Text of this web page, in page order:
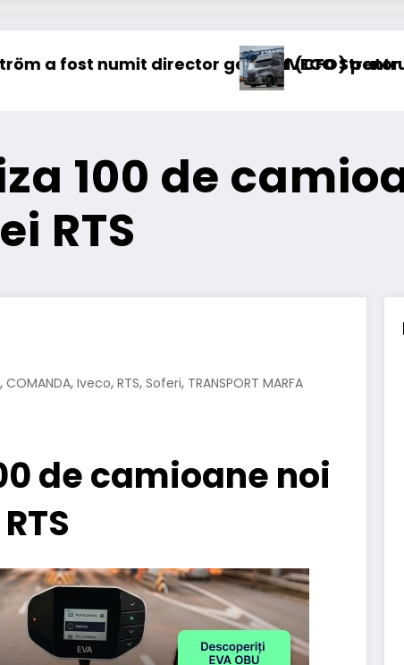
pentru cellcentric
Strator se întoarce BursaTransport/
100 de
RTS
, COMANDA, Iveco, RTS, Soferi, TRANSPORT MARFA
de camioane noi